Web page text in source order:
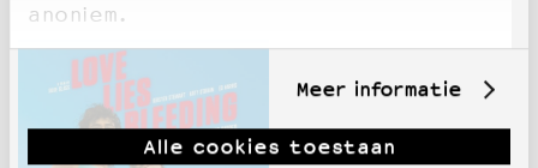
anoniem.
Meer informatie
Alle cookies toestaan